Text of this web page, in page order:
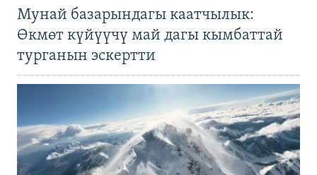
Мунай базарындагы каатчылык:
Өкмөт күйүүчү май дагы кымбаттай
турганын эскертти